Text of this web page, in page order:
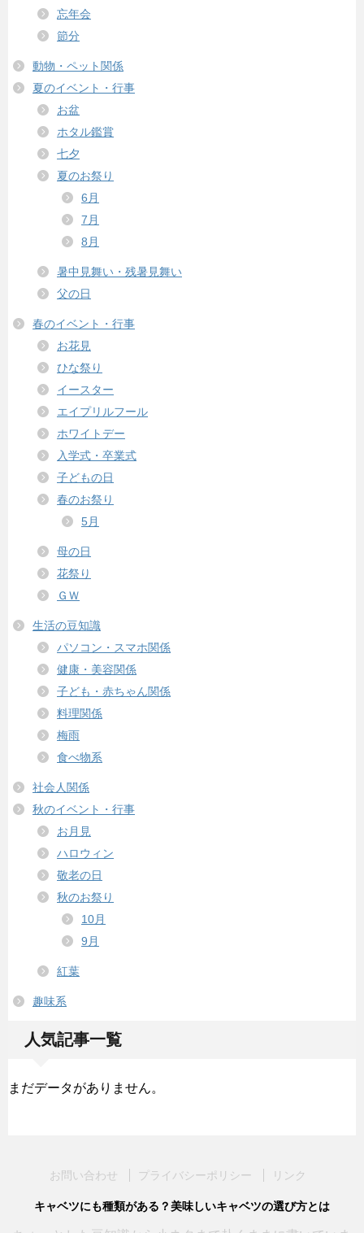
忘年会
節分
動物・ペット関係
夏のイベント・行事
お盆
ホタル鑑賞
七夕
夏のお祭り
6月
7月
8月
暑中見舞い・残暑見舞い
父の日
春のイベント・行事
お花見
ひな祭り
イースター
エイプリルフール
ホワイトデー
入学式・卒業式
子どもの日
春のお祭り
5月
母の日
花祭り
ＧＷ
生活の豆知識
パソコン・スマホ関係
健康・美容関係
子ども・赤ちゃん関係
料理関係
梅雨
食べ物系
社会人関係
秋のイベント・行事
お月見
ハロウィン
敬老の日
秋のお祭り
10月
9月
紅葉
趣味系
人気記事一覧
まだデータがありません。
お問い合わせ プライバシーポリシー リンク
キャベツにも種類がある？美味しいキャベツの選び方とは